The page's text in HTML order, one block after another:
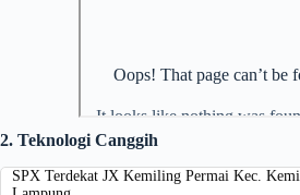
2. Teknologi Canggih
SPX Terdekat JX Kemiling Permai Kec.